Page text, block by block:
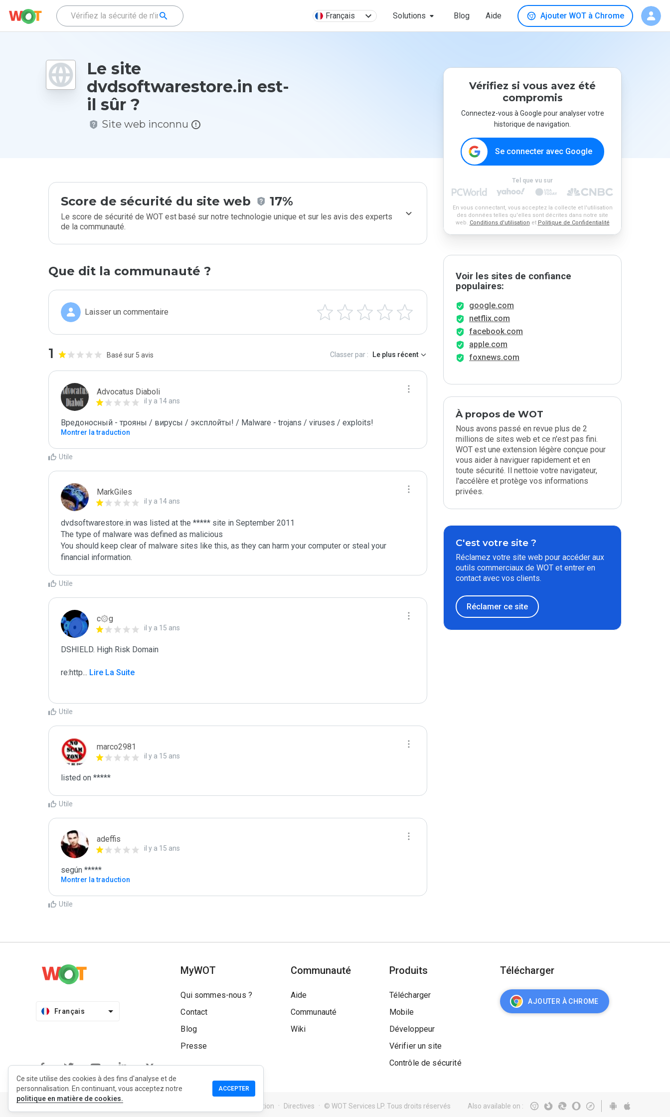
Français Solutions Blog Aide Ajouter WOT à Chrome
Le site
dvdsoftwarestore.in est-
il sûr ?
Site web inconnu
Score de sécurité du site web 17%
Le score de sécurité de WOT est basé sur notre technologie unique et sur les avis des experts
de la communauté.
Que dit la communauté ?
Laisser un commentaire
1 Basé sur 5 avis Classer par : Le plus récent
Advocatus Diaboli
il y a 14 ans
Вредоносный - трояны / вирусы / эксплойты! / Malware - trojans / viruses / exploits!
Montrer la traduction
Utile
MarkGiles
il y a 14 ans
dvdsoftwarestore.in was listed at the ***** site in September 2011
The type of malware was defined as malicious
You should keep clear of malware sites like this, as they can harm your computer or steal your
Utile
c۞g
il y a 15 ans
DSHIELD. High Risk Domain
re:http... Lire La Suite
Utile
marco2981
il y a 15 ans
listed on *****
Utile
adeffis
il y a 15 ans
según *****
Montrer la traduction
Utile
Vérifiez si vous avez été
compromis
Connectez-vous à Google pour analyser votre
historique de navigation.
Se connecter avec Google
Tel que vu sur
En vous connectant, vous acceptez la collecte et l'utilisation
des données telles qu'elles sont décrites dans notre site
web. Conditions d'utilisation et Politique de Confidentialité
Voir les sites de confiance
populaires:
google.com
netflix.com
facebook.com
apple.com
foxnews.com
À propos de WOT
Nous avons passé en revue plus de 2
millions de sites web et ce n'est pas fini.
WOT est une extension légère conçue pour
vous aider à naviguer rapidement et en
toute sécurité. Il nettoie votre navigateur,
l'accélère et protège vos informations
privées.
C'est votre site ?
Réclamez votre site web pour accéder aux
outils commerciaux de WOT et entrer en
contact avec vos clients.
Réclamer ce site
Français
MyWOT
Qui sommes-nous ?
Contact
Blog
Presse
Communauté
Aide
Communauté
Wiki
Produits
Télécharger
Mobile
Développeur
Vérifier un site
Contrôle de sécurité
Télécharger
AJOUTER À CHROME
Conditions d'utilisation Directives © WOT Services LP. Tous droits réservés Also available on :
Ce site utilise des cookies à des fins d'analyse et de
personnalisation. En continuant, vous acceptez notre
politique en matière de cookies.
ACCEPTER